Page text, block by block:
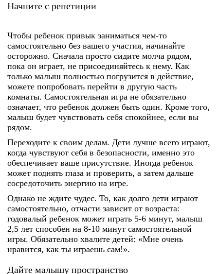
Начните с репетиции
Чтобы ребенок привык заниматься чем-то
самостоятельно без вашего участия, начинайте
осторожно. Сначала просто сидите молча рядом,
пока он играет, не присоединяйтесь к нему. Как
только малыш полностью погрузится в действие,
можете попробовать перейти в другую часть
комнаты. Самостоятельная игра не обязательно
означает, что ребенок должен быть один. Кроме того,
малыш будет чувствовать себя спокойнее, если вы
рядом.
Переходите к своим делам. Дети лучше всего играют,
когда чувствуют себя в безопасности, именно это
обеспечивает ваше присутствие. Иногда ребенок
может поднять глаза и проверить, а затем дальше
сосредоточить энергию на игре.
Однако не ждите чудес. То, как долго дети играют
самостоятельно, отчасти зависит от возраста:
годовалый ребенок может играть 5-6 минут, малыш
2,5 лет способен на 8-10 минут самостоятельной
игры. Обязательно хвалите детей: «Мне очень
нравится, как ты играешь сам!».
Дайте малышу пространство